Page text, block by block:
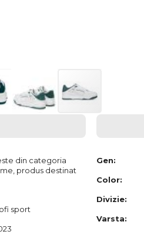
din categoria
produs destinat
sport
Gen:
Color:
Divizie:
Varsta: